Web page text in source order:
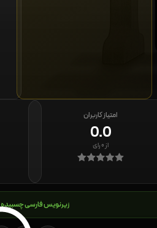
امتیاز کاربران
0.0
از۰رای
زیرنویس فارسی چسبیده